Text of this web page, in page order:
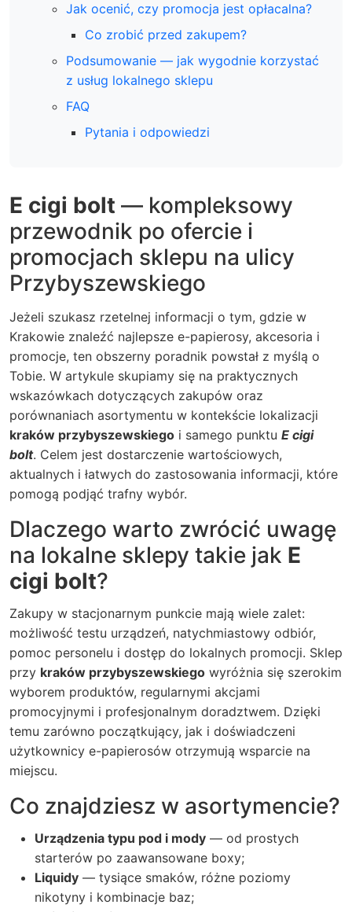
Jak ocenić, czy promocja jest opłacalna?
Co zrobić przed zakupem?
Podsumowanie — jak wygodnie korzystać
z usług lokalnego sklepu
FAQ
Pytania i odpowiedzi
E cigi bolt — kompleksowy
przewodnik po ofercie i
promocjach sklepu na ulicy
Przybyszewskiego
Jeżeli szukasz rzetelnej informacji o tym, gdzie w
Krakowie znaleźć najlepsze e-papierosy, akcesoria i
promocje, ten obszerny poradnik powstał z myślą o
Tobie. W artykule skupiamy się na praktycznych
wskazówkach dotyczących zakupów oraz
porównaniach asortymentu w kontekście lokalizacji
kraków przybyszewskiego i samego punktu E cigi
bolt. Celem jest dostarczenie wartościowych,
aktualnych i łatwych do zastosowania informacji, które
pomogą podjąć trafny wybór.
Dlaczego warto zwrócić uwagę
na lokalne sklepy takie jak E
cigi bolt?
Zakupy w stacjonarnym punkcie mają wiele zalet:
możliwość testu urządzeń, natychmiastowy odbiór,
pomoc personelu i dostęp do lokalnych promocji. Sklep
przy kraków przybyszewskiego wyróżnia się szerokim
wyborem produktów, regularnymi akcjami
promocyjnymi i profesjonalnym doradztwem. Dzięki
temu zarówno początkujący, jak i doświadczeni
użytkownicy e-papierosów otrzymują wsparcie na
miejscu.
Co znajdziesz w asortymencie?
Urządzenia typu pod i mody — od prostych
starterów po zaawansowane boxy;
Liquidy — tysiące smaków, różne poziomy
nikotyny i kombinacje baz;